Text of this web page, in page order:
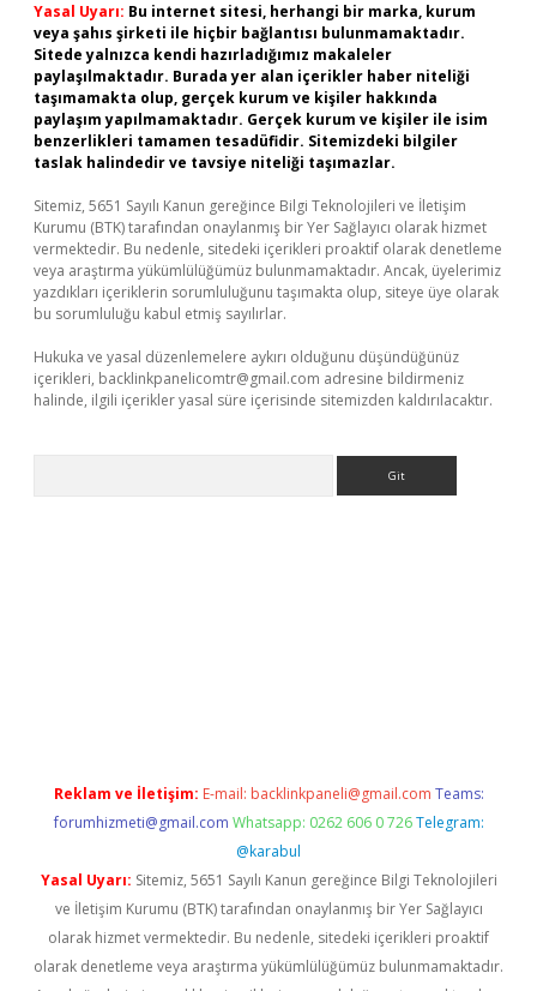
Yasal Uyarı: Bu internet sitesi, herhangi bir marka, kurum
veya şahıs şirketi ile hiçbir bağlantısı bulunmamaktadır.
Sitede yalnızca kendi hazırladığımız makaleler
paylaşılmaktadır. Burada yer alan içerikler haber niteliği
taşımamakta olup, gerçek kurum ve kişiler hakkında
paylaşım yapılmamaktadır. Gerçek kurum ve kişiler ile isim
benzerlikleri tamamen tesadüfidir. Sitemizdeki bilgiler
taslak halindedir ve tavsiye niteliği taşımazlar.
Sitemiz, 5651 Sayılı Kanun gereğince Bilgi Teknolojileri ve İletişim
Kurumu (BTK) tarafından onaylanmış bir Yer Sağlayıcı olarak hizmet
vermektedir. Bu nedenle, sitedeki içerikleri proaktif olarak denetleme
veya araştırma yükümlülüğümüz bulunmamaktadır. Ancak, üyelerimiz
yazdıkları içeriklerin sorumluluğunu taşımakta olup, siteye üye olarak
bu sorumluluğu kabul etmiş sayılırlar.
Hukuka ve yasal düzenlemelere aykırı olduğunu düşündüğünüz
içerikleri, backlinkpanelicomtr@gmail.com adresine bildirmeniz
halinde, ilgili içerikler yasal süre içerisinde sitemizden kaldırılacaktır.
Reklam ve İletişim: E-mail: backlinkpaneli@gmail.com Teams:
forumhizmeti@gmail.com Whatsapp: 0262 606 0 726 Telegram:
@karabul
Yasal Uyarı: Sitemiz, 5651 Sayılı Kanun gereğince Bilgi Teknolojileri
ve İletişim Kurumu (BTK) tarafından onaylanmış bir Yer Sağlayıcı
olarak hizmet vermektedir. Bu nedenle, sitedeki içerikleri proaktif
olarak denetleme veya araştırma yükümlülüğümüz bulunmamaktadır.